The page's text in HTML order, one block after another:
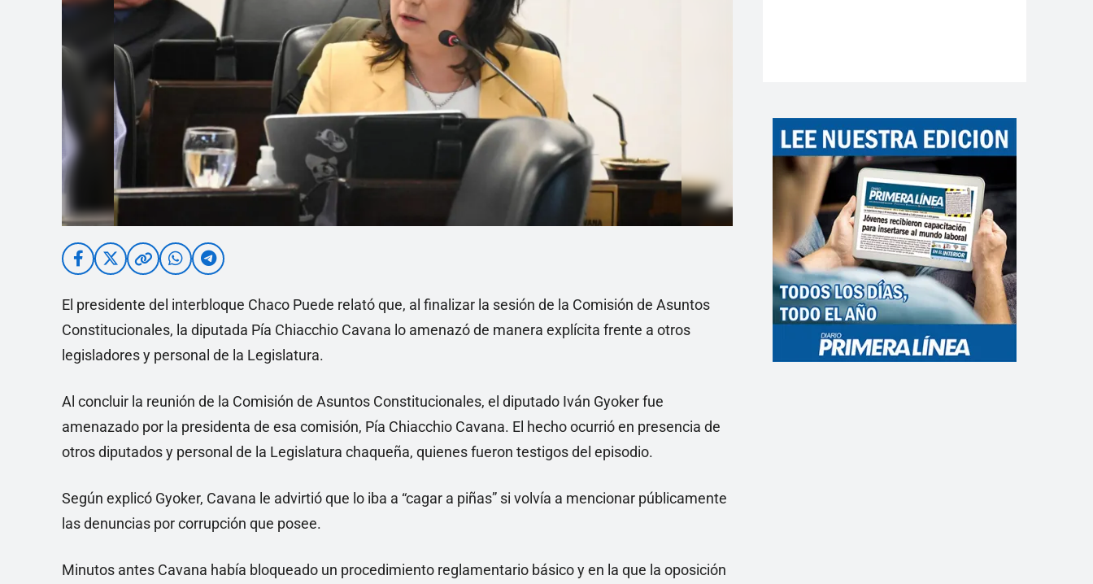
El presidente del interbloque Chaco Puede relató que, al finalizar la sesión de la Comisión de Asuntos
Constitucionales, la diputada Pía Chiacchio Cavana lo amenazó de manera explícita frente a otros
legisladores y personal de la Legislatura.
Al concluir la reunión de la Comisión de Asuntos Constitucionales, el diputado Iván Gyoker fue
amenazado por la presidenta de esa comisión, Pía Chiacchio Cavana. El hecho ocurrió en presencia de
otros diputados y personal de la Legislatura chaqueña, quienes fueron testigos del episodio.
Según explicó Gyoker, Cavana le advirtió que lo iba a “cagar a piñas” si volvía a mencionar públicamente
las denuncias por corrupción que posee.
Minutos antes Cavana había bloqueado un procedimiento reglamentario básico y en la que la oposición